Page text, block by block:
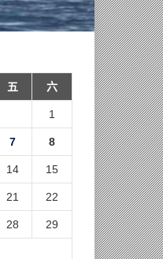
五 六
1
7 8
14 15
21 22
28 29